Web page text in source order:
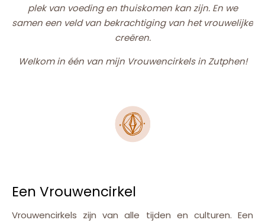
plek van voeding en thuiskomen kan zijn. En we
samen een veld van bekrachtiging van het vrouwelijke
creëren.
Welkom in één van mijn Vrouwencirkels in Zutphen!
Een Vrouwencirkel
Vrouwencirkels zijn van alle tijden en culturen. Een